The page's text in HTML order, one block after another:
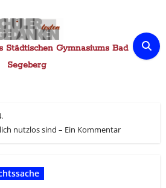
Städtischen Gymnasiums Bad
Segeberg
nutzlos sind – Ein Kommentar